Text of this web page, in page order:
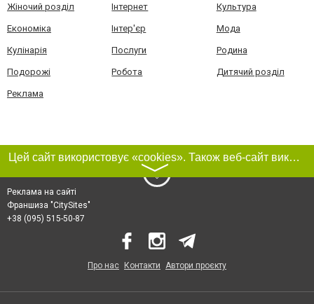
Жіночий розділ Інтернет Культура
Економіка Інтер'єр Мода
Кулінарія Послуги Родина
Подорожі Робота Дитячий розділ
Реклама
Цей сайт використовує «cookies». Також веб-сайт використовує інтернет-сервіс для збору технічних даних стосовно відвідувачів з метою отримання маркетингової та статистичної інформації. Умови обробки даних відвідувачів сайту див.
〉
Реклама на сайті
Франшиза "CitySites"
+38 (095) 515-50-87
Про нас Контакти Автори проєкту